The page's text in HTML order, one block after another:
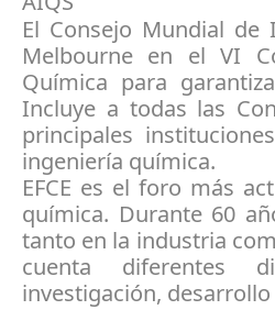
El Consejo Mundial
Melbourne en el VI
Química para
Incluye a todas las
principales
ingeniería química.
EFCE es el foro más
química. Durante 60
tanto en la industria
cuenta diferentes
investigación,